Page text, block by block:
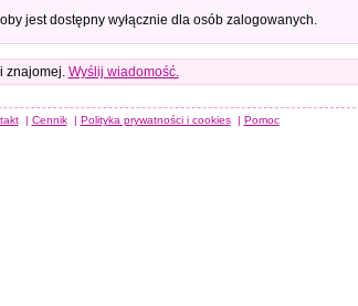
jest dostępny wyłącznie dla osób zalogowanych.
znajomej. Wyślij wiadomość.
| Cennik | Polityka prywatności i cookies | Pomoc